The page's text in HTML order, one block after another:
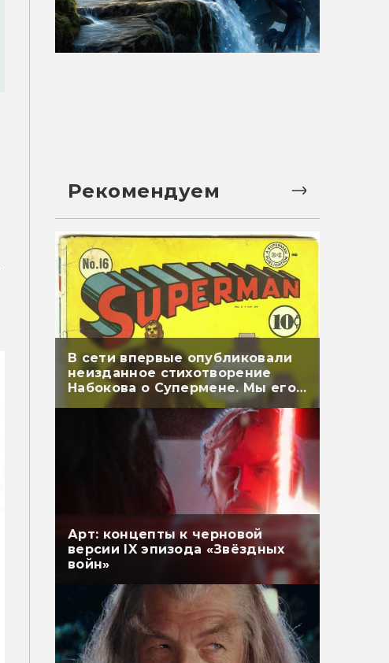
Рекомендуем
В сети впервые опубликовали
неизданное стихотворение
Набокова о Супермене. Мы его
перевели
Арт: концепты к черновой
версии IX эпизода «Звёздных
войн»